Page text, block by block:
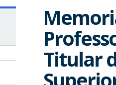
Titular